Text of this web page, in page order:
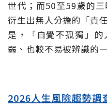
世代；而50至59歲的
衍生出無人分擔的「責
是，「自覺不孤獨」
弱、也較不易被辨識的
2026人生風險趨勢調